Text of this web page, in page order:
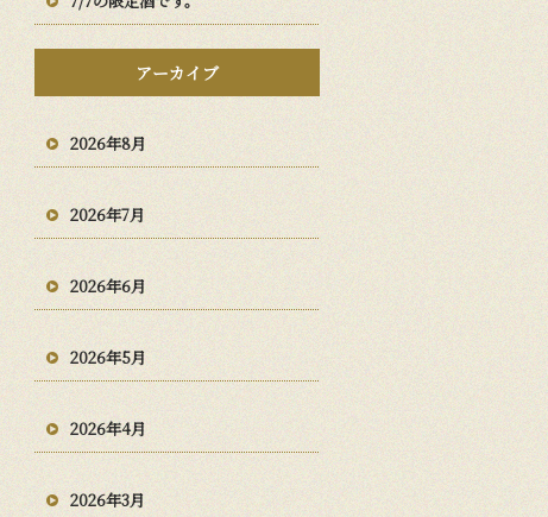
アーカイブ
2026年8月
2026年7月
2026年6月
2026年5月
2026年4月
2026年3月